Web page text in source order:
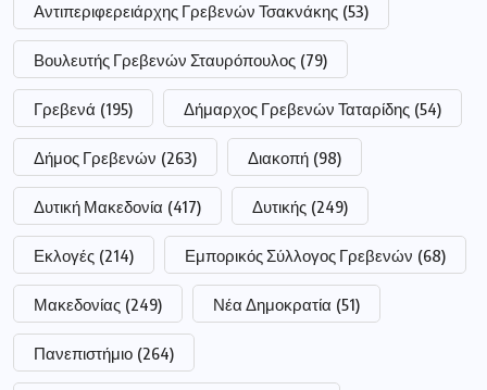
Αντιπεριφερειάρχης Γρεβενών Τσακνάκης (53)
Βουλευτής Γρεβενών Σταυρόπουλος (79)
Γρεβενά (195) Δήμαρχος Γρεβενών Ταταρίδης (54)
Δήμος Γρεβενών (263) Διακοπή (98)
Δυτική Μακεδονία (417) Δυτικής (249)
Εκλογές (214) Εμπορικός Σύλλογος Γρεβενών (68)
Μακεδονίας (249) Νέα Δημοκρατία (51)
Πανεπιστήμιο (264)